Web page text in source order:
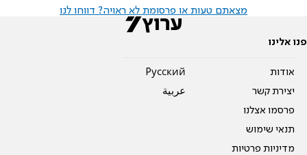
מצאתם טעות או פרסומת לא ראויה? דווחו לנו
פנו אלינו
אודות
יצירת קשר
פרסמו אצלנו
תנאי שימוש
מדיניות פרטיות
Pусский
عربية